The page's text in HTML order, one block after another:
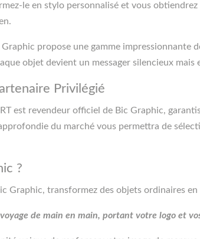
le en stylo personnalisé et vous
propose une gamme impressionnante
objet devient un messager silencieux
Privilégié
est revendeur officiel de Bic Graphic,
du marché vous permettra de
?
Graphic, transformez des objets ordinaires
de main en main, portant votre logo et